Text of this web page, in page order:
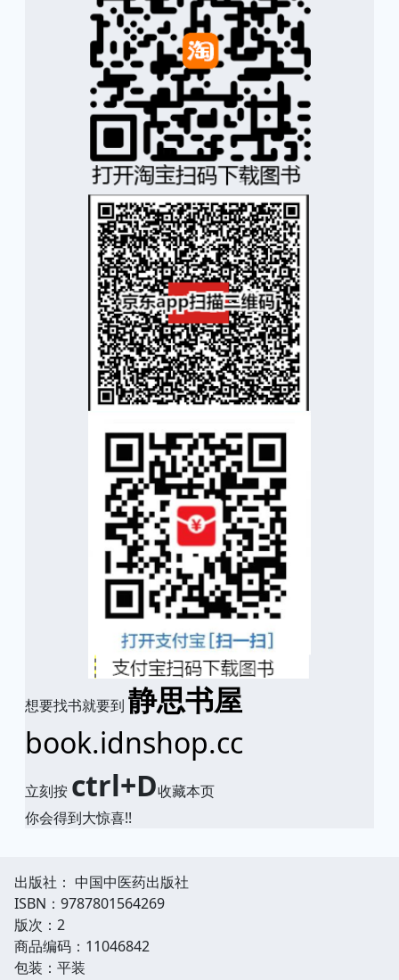
想要找书就要到 静思书屋
book.idnshop.cc
立刻按 ctrl+D收藏本页
你会得到大惊喜!!
出版社： 中国中医药出版社
ISBN：9787801564269
版次：2
商品编码：11046842
包装：平装